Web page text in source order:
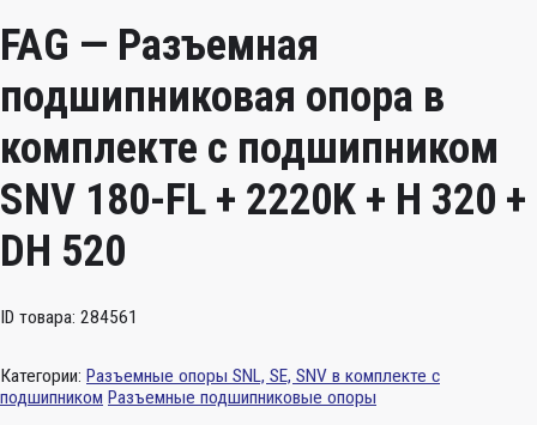
FAG — Разъемная
подшипниковая опора в
комплекте с подшипником
SNV 180-FL + 2220K + H 320 +
DH 520
ID товара: 284561
Категории: Разъемные опоры SNL, SE, SNV в комплекте с
подшипником Разъемные подшипниковые опоры